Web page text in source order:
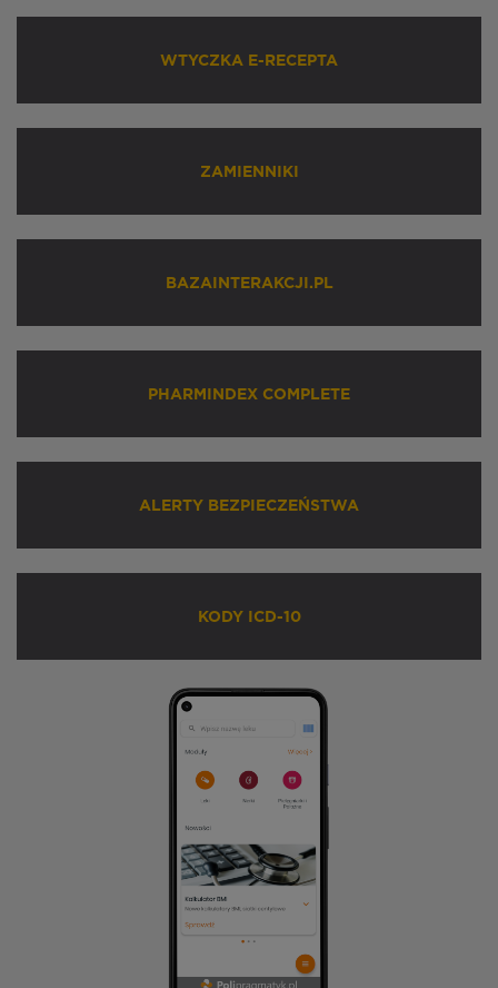
WTYCZKA E-RECEPTA
ZAMIENNIKI
BAZAINTERAKCJI.PL
PHARMINDEX COMPLETE
ALERTY BEZPIECZEŃSTWA
KODY ICD-10